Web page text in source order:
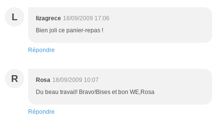
L lizagrece 18/09/2009 17:06
Bien joli ce panier-repas !
Répondre
R Rosa 18/09/2009 10:07
Du beau travail! Bravo!Bises et bon WE,Rosa
Répondre